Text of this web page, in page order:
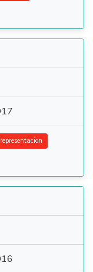
representacion